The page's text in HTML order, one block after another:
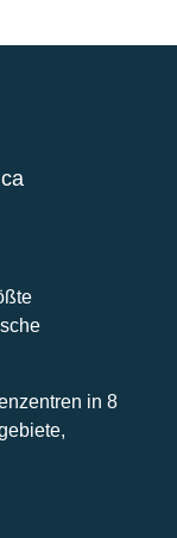
in 8